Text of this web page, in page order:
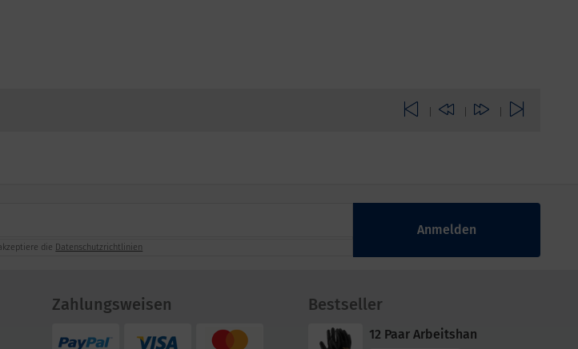
die Datenschutzrichtlinien
Anmelden
Zahlungsweisen Bestseller
12 Paar Arbeitshan